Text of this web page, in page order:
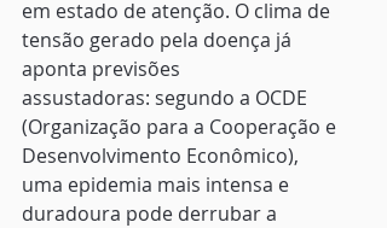
em estado de atenção. O clima de
tensão gerado pela doença já
aponta previsões
assustadoras: segundo a OCDE
(Organização para a Cooperação e
Desenvolvimento Econômico),
uma epidemia mais intensa e
duradoura pode derrubar a